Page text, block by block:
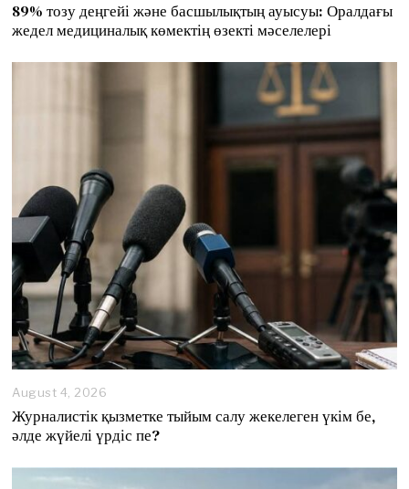
89% тозу деңгейі және басшылықтың ауысуы: Оралдағы
жедел медициналық көмектің өзекті мәселелері
August 4, 2026
g
u
Журналистік қызметке тыйым салу жекелеген үкім бе,
әлде жүйелі үрдіс пе?